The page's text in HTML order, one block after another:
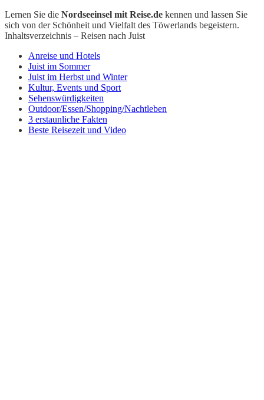
Lernen Sie die Nordseeinsel mit Reise.de kennen und lassen Sie
sich von der Schönheit und Vielfalt des Töwerlands begeistern.
Inhaltsverzeichnis – Reisen nach Juist
Anreise und Hotels
Juist im Sommer
Juist im Herbst und Winter
Kultur, Events und Sport
Sehenswürdigkeiten
Outdoor/Essen/Shopping/Nachtleben
3 erstaunliche Fakten
Beste Reisezeit und Video